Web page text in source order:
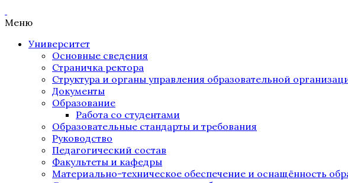
Меню
Университет
Основные сведения
Страничка ректора
Структура и органы управления образовательной
Документы
Образование
Работа со студентами
Образовательные стандарты и требования
Руководство
Педагогический состав
Факультеты и кафедры
Материально-техническое обеспечение и оснащённость